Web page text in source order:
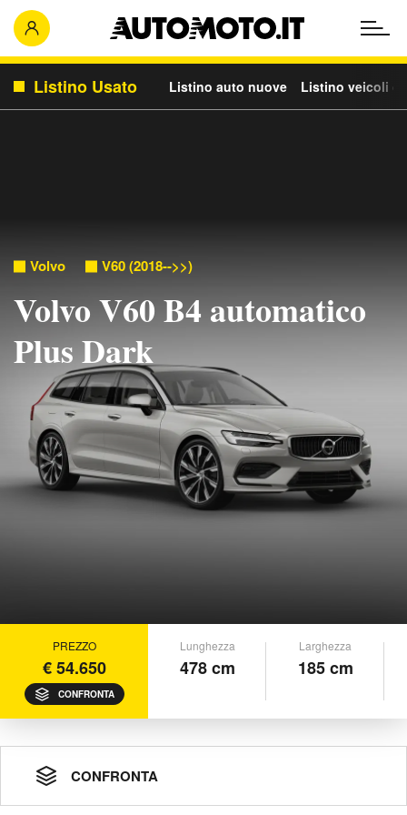
Listino Usato Listino auto nuove Listino veicoli
Volvo V60 (2018-->>)
Volvo V60 B4 automatico
Plus Dark
PREZZO
€ 54.650
CONFRONTA
Lunghezza
478 cm
Larghezza
185 cm
CONFRONTA